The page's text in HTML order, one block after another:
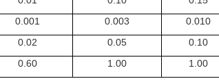
0.001 0.003 0.010
0.02 0.05 0.10
0.60 1.00 1.00